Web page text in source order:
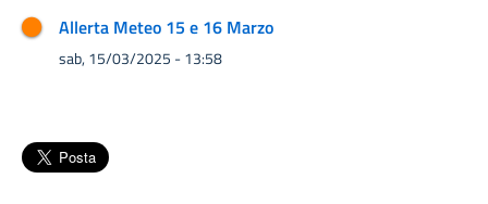
Allerta Meteo 15 e 16 Marzo
sab, 15/03/2025 - 13:58